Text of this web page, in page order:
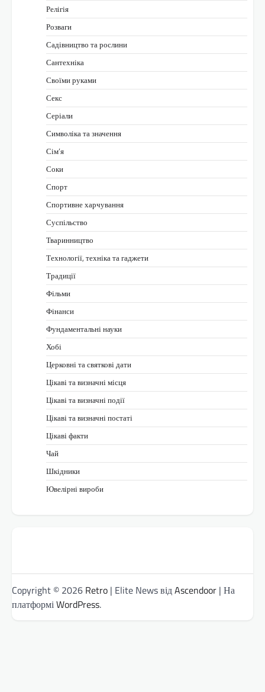
Релігія
Розваги
Садівництво та рослини
Сантехніка
Своїми руками
Секс
Серіали
Символіка та значення
Сім’я
Соки
Спорт
Спортивне харчування
Суспільство
Тваринництво
Технології, техніка та гаджети
Традиції
Фільми
Фінанси
Фундаментальні науки
Хобі
Церковні та святкові дати
Цікаві та визначні місця
Цікаві та визначні події
Цікаві та визначні постаті
Цікаві факти
Чай
Шкідники
Ювелірні вироби
Copyright © 2026 Retro | Elite News відAscendoor | На
платформіWordPress.